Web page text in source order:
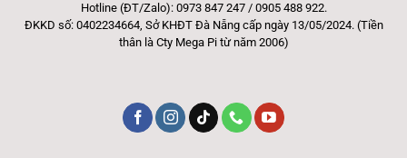
Hotline (ĐT/Zalo): 0973 847 247 / 0905 488 922.
ĐKKD số: 0402234664, Sở KHĐT Đà Nẵng cấp ngày 13/05/2024. (Tiền
thân là Cty Mega Pi từ năm 2006)